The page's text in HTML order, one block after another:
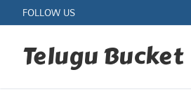
to
content
FOLLOW US
Telugu Bucket